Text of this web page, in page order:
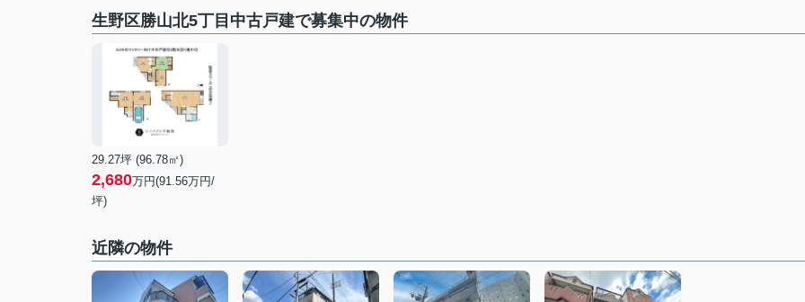
生野区勝山北5丁目中古戸建で募集中の物件
29.27坪 (96.78㎡)
2,680万円(91.56万円/
坪)
近隣の物件